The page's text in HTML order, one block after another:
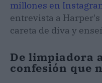
millones en
entrevista a Harper's
careta de diva y
De limpiadora
confesión que